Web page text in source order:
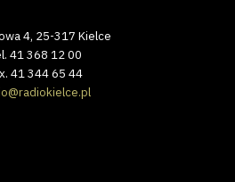
4, 25-317 Kielce
41 368 12 00
41 344 65 44